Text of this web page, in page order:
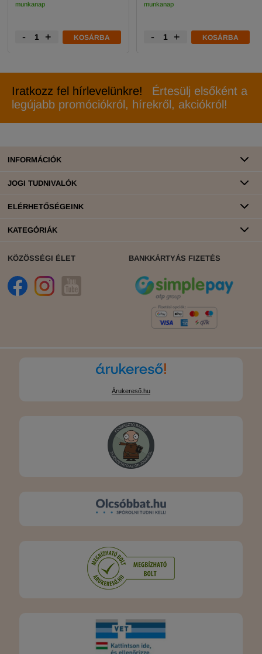
munkanap
- + KOSÁRBA
munkanap
- + KOSÁRBA
Iratkozz fel hírlevelünkre!
Értesülj elsőként a
legújabb promóciókról, hírekről, akciókról!
INFORMÁCIÓK
JOGI TUDNIVALÓK
ELÉRHETŐSÉGEINK
KATEGÓRIÁK
KÖZÖSSÉGI ÉLET BANKKÁRTYÁS FIZETÉS
Árukereső.hu